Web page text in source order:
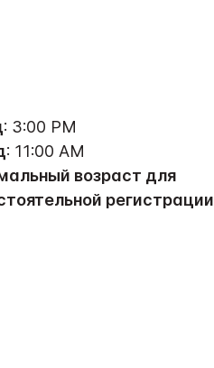
: 3:00 PM
: 11:00 AM
возраст для
регистрации